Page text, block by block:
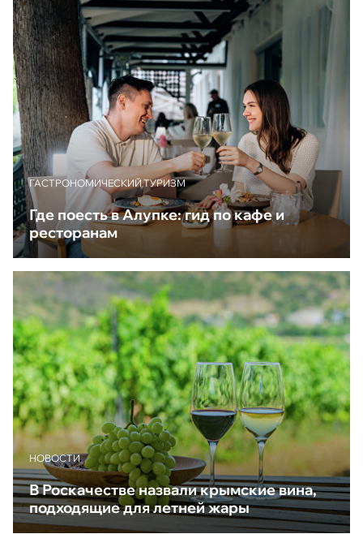
ГАСТРОНОМИЧЕСКИЙ ТУРИЗМ
Где поесть в Алупке: гид по кафе и
ресторанам
НОВОСТИ
В Роскачестве назвали крымские вина,
подходящие для летней жары